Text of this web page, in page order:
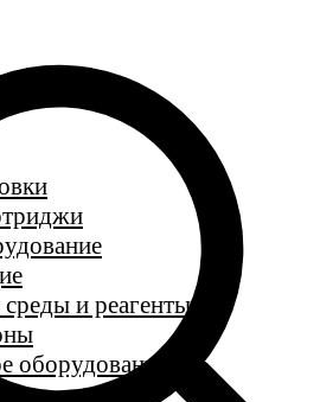
и реагенты